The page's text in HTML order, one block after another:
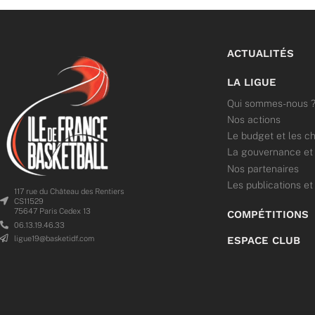
117 rue du Château des Rentiers
CS11529
75647 Paris Cedex 13
06.13.19.46.33
ligue19@basketidf.com
ACTUALITÉS
LA LIGUE
Qui sommes-nous ?
Nos actions
Le budget et les
La gouvernance et
Nos partenaires
Les publications
COMPÉTITIONS
ESPACE CLUB